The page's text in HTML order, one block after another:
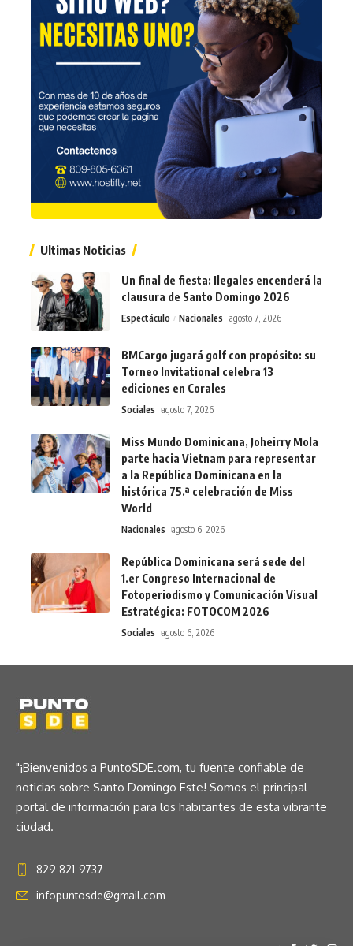
Ultimas Noticias
Un final de fiesta: Ilegales encenderá la
clausura de Santo Domingo 2026
Espectáculo Nacionales agosto 7, 2026
BMCargo jugará golf con propósito: su
Torneo Invitational celebra 13
ediciones en Corales
Sociales agosto 7, 2026
Miss Mundo Dominicana, Joheirry Mola
parte hacia Vietnam para representar
a la República Dominicana en la
histórica 75.ª celebración de Miss
World
Nacionales agosto 6, 2026
República Dominicana será sede del
1.er Congreso Internacional de
Fotoperiodismo y Comunicación Visual
Estratégica: FOTOCOM 2026
Sociales agosto 6, 2026
"¡Bienvenidos a PuntoSDE.com, tu fuente confiable de
noticias sobre Santo Domingo Este! Somos el principal
portal de información para los habitantes de esta vibrante
ciudad.
829-821-9737
infopuntosde@gmail.com